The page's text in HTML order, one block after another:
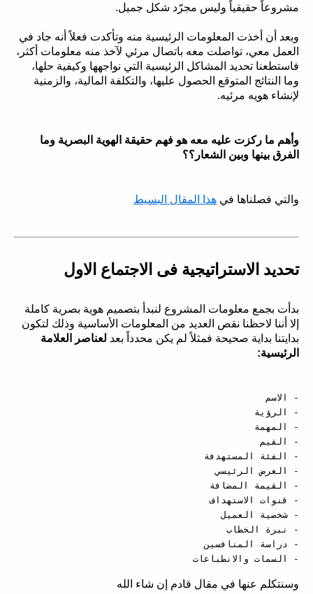
مشروعاً حقيقياً وليس مجرّد شكل جميل.
وبعد أن أخذت المعلومات الرئيسية منه وتأكدت فعلاً أنه جاد في
العمل معي، تواصلت معه باتصال مرئي لآخذ منه معلومات أكثر،
فاستطعنا تحديد المشاكل الرئيسية التي نواجهها وكيفية حلها،
وما النتائج المتوقع الحصول عليها، والتكلفة المالية، والزمنية
لإنشاء هويه مرئيه.
وأهم ما ركزت عليه معه هو فهم حقيقة الهوية البصرية وما
الفرق بينها وبين الشعار؟؟
والتي فصلناها في هذا المقال البسيط
تحديد الاستراتيجية فى الاجتماع الاول
بدأت بجمع معلومات المشروع لنبدأ بتصميم هوية بصرية كاملة
إلا أننا لاحظنا نقص العديد من المعلومات الأساسية وذلك لتكون
بدايتنا بداية صحيحة فمثلاً لم يكن محدداً بعد لعناصر العلامة
الرئيسية:
- السمات والانطباعات
وسنتكلم عنها في مقال قادم إن شاء الله